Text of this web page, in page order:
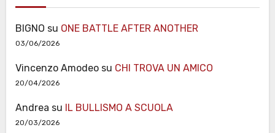
BIGNO su ONE BATTLE AFTER ANOTHER
03/06/2026
Vincenzo Amodeosu CHI TROVA UN AMICO
20/04/2026
Andrea su IL BULLISMO A SCUOLA
20/03/2026